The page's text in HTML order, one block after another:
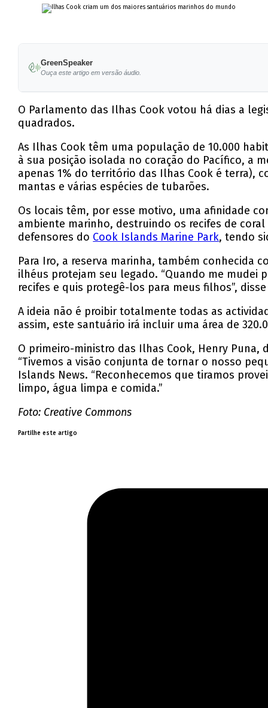
GreenSpeaker
Ouça este artigo em versão áudio.
O Parlamento das Ilhas Cook votou há dias a
quadrados.
As Ilhas Cook têm uma população de 10.000
à sua posição isolada no coração do Pacífico, a
apenas 1% do território das Ilhas Cook é terra),
mantas e várias espécies de tubarões.
Os locais têm, por esse motivo, uma afinidade
ambiente marinho, destruindo os recifes de
defensores do Cook Islands Marine Park, tendo
Para Iro, a reserva marinha, também conhecida
ilhéus protejam seu legado. “Quando me mudei
recifes e quis protegê-los para meus filhos”,
A ideia não é proibir totalmente todas as
assim, este santuário irá incluir uma área de
O primeiro-ministro das Ilhas Cook, Henry
“Tivemos a visão conjunta de tornar o nosso
Islands News. “Reconhecemos que tiramos
limpo, água limpa e comida.”
Foto: Creative Commons
Partilhe este artigo